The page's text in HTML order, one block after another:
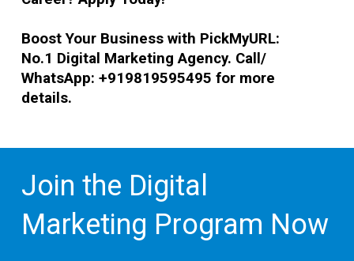
Boost Your Business with PickMyURL:
No.1 Digital Marketing Agency. Call/
WhatsApp: +919819595495 for more
details.
Join the Digital
Marketing Program Now